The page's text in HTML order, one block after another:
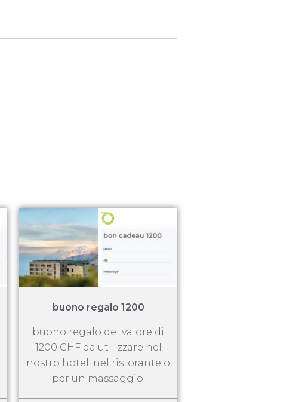
buono regalo 1200
buono regalo del valore di
1200 CHF da utilizzare nel
nostro hotel, nel ristorante o
per un massaggio.